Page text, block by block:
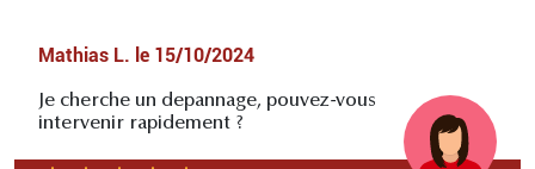
Mathias L. le 15/10/2024
Je cherche un depannage, pouvez-vous
intervenir rapidement ?